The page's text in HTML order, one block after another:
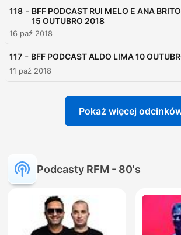
118 - BFF PODCAST RUI MELO E ANA
15 OUTUBRO 2018
16 paź 2018
117 - BFF PODCAST ALDO LIMA 10
11 paź 2018
Pokaż więcej
Podcasty RFM - 80's